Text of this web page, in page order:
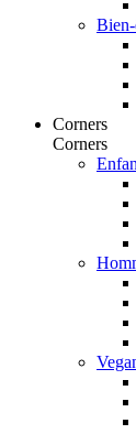
Corners
Corners